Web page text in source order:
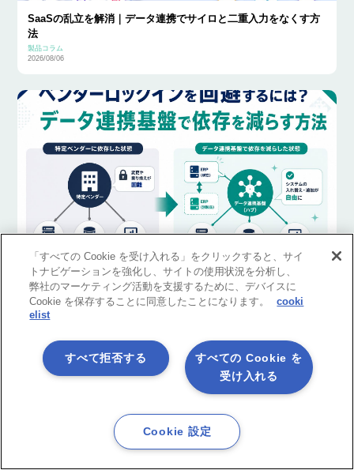
SaaSの乱立を解消｜データ連携でサイロと二重入力をなくす方
法
製品コラム
2026/08/06
ベンダーロックインを回避するには？データ連携基盤で依存を減
らす方法
製品コラム
2026/08/06
ASTERIA Warp 関連サイトのご紹介
技術情報をお探しの方
ASTERIA Warp Developer Network
「すべての Cookie を受け入れる」をクリックすると、サイ
トナビゲーションを強化し、サイトの使用状況を分析し、
弊社のマーケティング活動を支援するために、デバイスに
Cookie を保存することに同意したことになります。
cooki
elist
すべての Cookie を
受け入れる
すべて拒否する
Cookie 設定